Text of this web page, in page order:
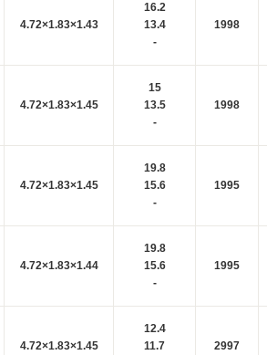
4.72×1.83×1.43
16.2
13.4
-
1998
4.72×1.83×1.45
15
13.5
-
1998
4.72×1.83×1.45
19.8
15.6
-
1995
4.72×1.83×1.44
19.8
15.6
-
1995
4.72×1.83×1.45
12.4
11.7
2997